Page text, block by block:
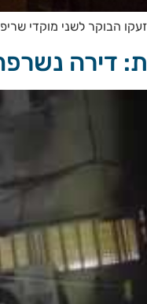
הבוקר לשני מוקדי
דירה